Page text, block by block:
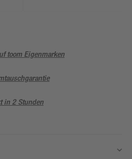
toom Eigenmarken
in 2 Stunden